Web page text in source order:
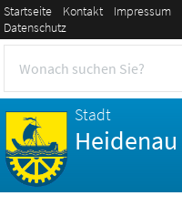
Startseite Kontakt Impressum
Datenschutz
Stadt
Heidenau